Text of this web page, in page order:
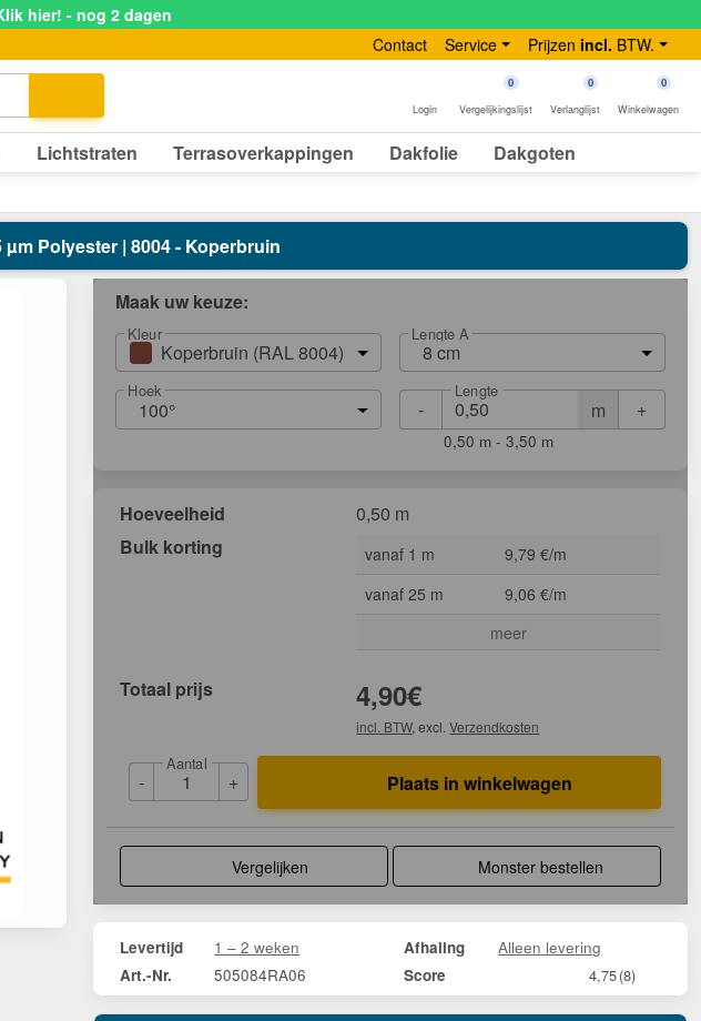
hier! - nog 2 dagen
Contact Service Prijzen incl. BTW.
Login
0
Vergelijkingslijst
0
Verlanglijst
0
Winkelwagen
Lichtstraten Terrasoverkappingen Dakfolie Dakgoten
µm Polyester | 8004 - Koperbruin
Maak uw keuze:
Kleur
Koperbruin (RAL 8004)
Lengte A
8 cm
Hoek
100° - m
Lengte
+
0,50 m - 3,50 m
Hoeveelheid
0,50 m
Bulk korting
vanaf 1 m
9,79 €/m
vanaf 25 m
9,06 €/m
meer
Totaal prijs 4,90€
incl. BTW, excl.Verzendkosten
-
Aantal
+ Plaats in winkelwagen
Vergelijken Monster bestellen
Levertijd 1 – 2 weken Afhaling Alleen levering
Art.-Nr. 505084RA06 Score 4,75(8)